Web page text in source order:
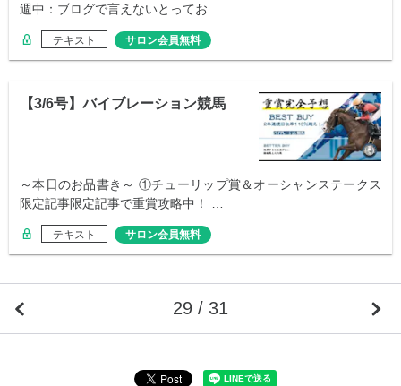
週中：ブログで言えないとってお…
テキスト サロン会員無料
【3/6号】バイブレーション競馬
～本日のお品書き～ ①チューリップ賞＆オーシャンステークス
限定記事限定記事で重賞攻略中！ …
テキスト サロン会員無料
29 / 31